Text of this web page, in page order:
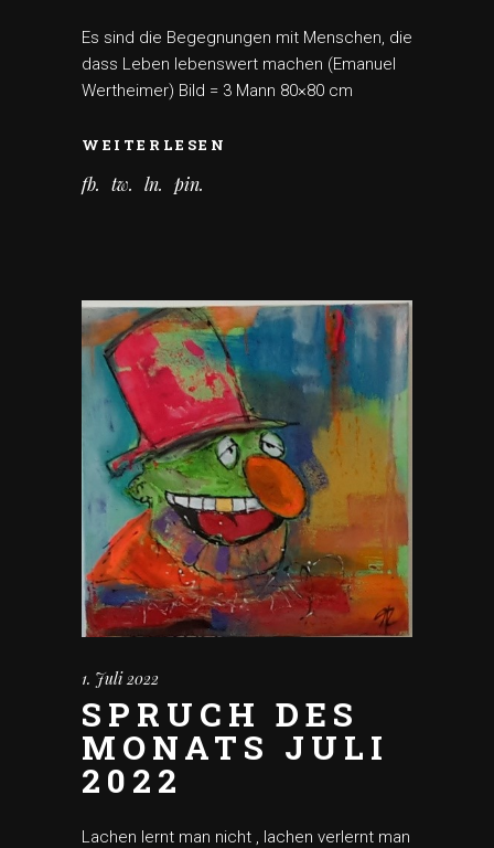
Es sind die Begegnungen mit Menschen, die
dass Leben lebenswert machen (Emanuel
Wertheimer) Bild = 3 Mann 80×80 cm
WEITERLESEN
fb tw ln pin
1. Juli 2022
SPRUCH DES
MONATS JULI
2022
Lachen lernt man nicht , lachen verlernt man